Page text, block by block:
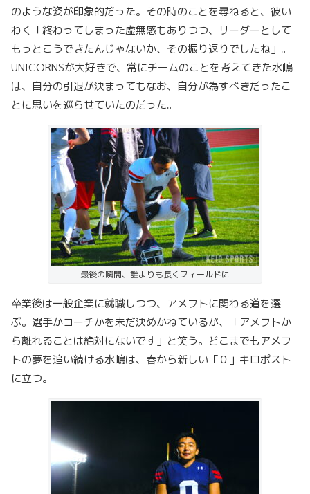
のような姿が印象的だった。その時のことを尋ねると、彼い
わく「終わってしまった虚無感もありつつ、リーダーとして
もっとこうできたんじゃないか、その振り返りでしたね」。
UNICORNSが大好きで、常にチームのことを考えてきた水嶋
は、自分の引退が決まってもなお、自分が為すべきだったこ
とに思いを巡らせていたのだった。
最後の瞬間、誰よりも長くフィールドに
卒業後は一般企業に就職しつつ、アメフトに関わる道を選
ぶ。選手かコーチかを未だ決めかねているが、「アメフトか
ら離れることは絶対にないです」と笑う。どこまでもアメフ
トの夢を追い続ける水嶋は、春から新しい「０」キロポスト
に立つ。